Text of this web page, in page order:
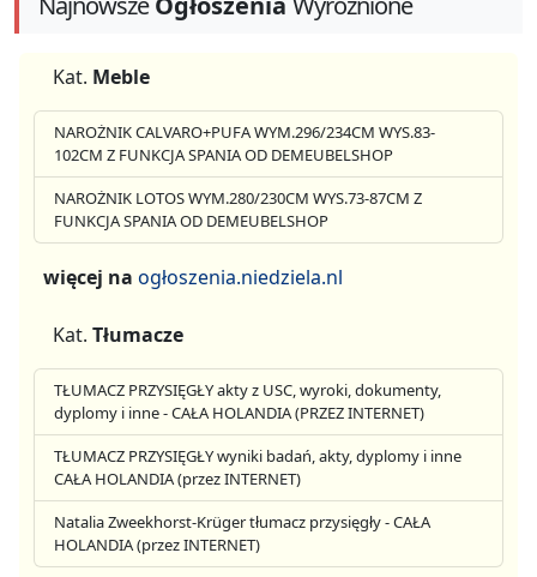
Kat. Meble
NAROŻNIK CALVARO+PUFA WYM.296/234CM WYS.83-
102CM Z FUNKCJA SPANIA OD DEMEUBELSHOP
NAROŻNIK LOTOS WYM.280/230CM WYS.73-87CM Z
FUNKCJA SPANIA OD DEMEUBELSHOP
więcej na ogłoszenia.niedziela.nl
Kat. Tłumacze
TŁUMACZ PRZYSIĘGŁY akty z USC, wyroki, dokumenty,
dyplomy i inne - CAŁA HOLANDIA (PRZEZ INTERNET)
TŁUMACZ PRZYSIĘGŁY wyniki badań, akty, dyplomy i inne
CAŁA HOLANDIA (przez INTERNET)
Natalia Zweekhorst-Krüger tłumacz przysięgły - CAŁA
HOLANDIA (przez INTERNET)